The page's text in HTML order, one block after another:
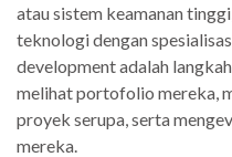
atau sistem keamanan
teknologi dengan
development adalah
melihat portofolio mereka,
proyek serupa, serta
mereka.